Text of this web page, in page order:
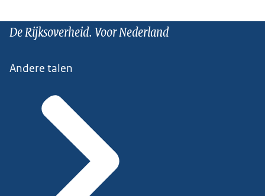
De Rijksoverheid. Voor Nederland
Andere talen